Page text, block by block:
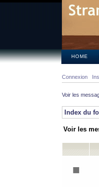
HOME
Connexion
Voir les
Index du
Voir les